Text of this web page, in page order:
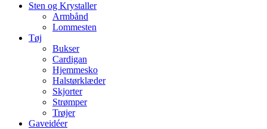
Sten og Krystaller
Armbånd
Lommesten
Tøj
Bukser
Cardigan
Hjemmesko
Halstørklæder
Skjorter
Strømper
Trøjer
Gaveidéer